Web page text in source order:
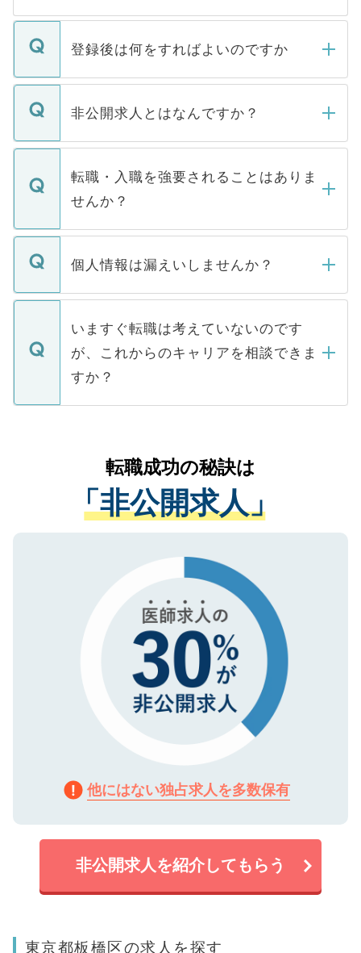
登録後は何をすればよいのですか
ご登録いただきましたら、弊社担当者がご
登録内容を確認し、その後メールもしくは
ます。通常、5営業日以内にはご連絡をせて
いただきますので、しばらくお待ちくださ
非公開求人とはなんですか？
マイナビDOCTORで取り扱っている求人の
うち約3割は、Webサイトからご覧いただ
けない「非公開求人」です。非公開求人は
下記の理由によって、一般には公開してい
ません。
■応募殺到を避けるため 人気のある医療機
関を公にしてしまうと、応募が殺到する場
に、医療機関が求める条件に合った人材の
みを人材紹介会社に依頼するケースが増え
ています。
転職・入職を強要されることはありま
せんか？
転職・入職を強要することは一切ありませ
ん。また、仮に応募先から内定をいただい
定を承諾する必要はありません。内定先へ
の辞退の連絡はキャリアパートナーが行い
個人情報は漏えいしませんか？
個人情報が漏えいすることはありませんの
で、ご安心ください。当サイトからの登録
などで収集したご登録者様の個人情報は、
ご本人のキャリアアップおよび転職活動の
支援を目的に使用いたします。お預かりし
ているすべての個人データはご本人の許可
は、個人情報の取り扱いについての厳密な
管理基準を満たした事業者のみに付与され
る、プライバシーマークを取得済みです。
で、機密保持に関してもご安心ください。
いますぐ転職は考えていないのです
が、これからのキャリアを相談できま
すか？
かがいして、現在の医療機関の状況や紹介
経験をまじえながら、適切なアドバイスを
させていただきます。すぐにご転職をされ
ない方には、長期的なサポートが可能です
ので、まずはご登録ください。
転職成功の秘訣は
「非公開求人」
他にはない独占求人を多数保有
非公開求人を紹介してもらう
東京都板橋区の求人を探す